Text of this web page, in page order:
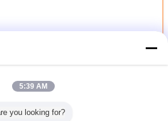
για ηλεκτρονικό
Να συνεχίσει
5:39 AM
you looking for?